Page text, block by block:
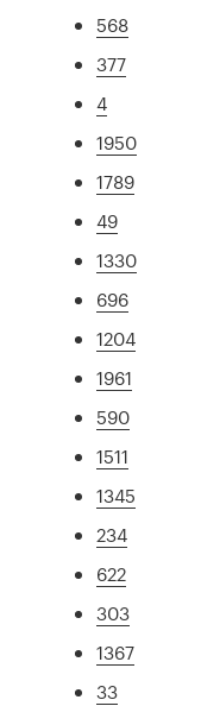
568
377
4
1950
1789
49
1330
696
1204
1961
590
1511
1345
234
622
303
1367
33